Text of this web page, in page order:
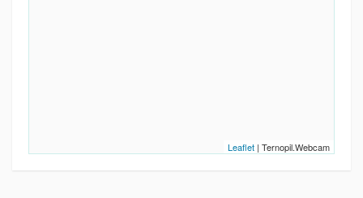
Leaflet | Ternopil.Webcam